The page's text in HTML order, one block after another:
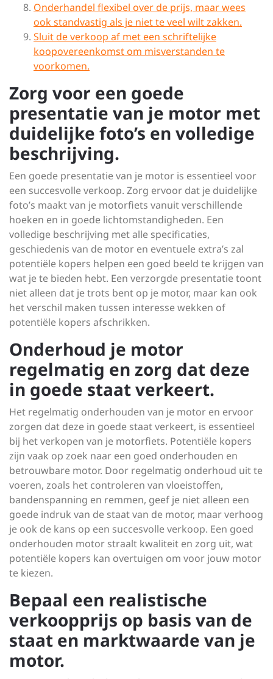
Onderhandel flexibel over de prijs, maar wees
ook standvastig als je niet te veel wilt zakken.
Sluit de verkoop af met een schriftelijke
koopovereenkomst om misverstanden te
voorkomen.
Zorg voor een goede
presentatie van je motor met
duidelijke foto’s en volledige
beschrijving.
Een goede presentatie van je motor is essentieel voor
een succesvolle verkoop. Zorg ervoor dat je duidelijke
foto’s maakt van je motorfiets vanuit verschillende
hoeken en in goede lichtomstandigheden. Een
volledige beschrijving met alle specificaties,
geschiedenis van de motor en eventuele extra’s zal
potentiële kopers helpen een goed beeld te krijgen van
wat je te bieden hebt. Een verzorgde presentatie toont
niet alleen dat je trots bent op je motor, maar kan ook
het verschil maken tussen interesse wekken of
potentiële kopers afschrikken.
Onderhoud je motor
regelmatig en zorg dat deze
in goede staat verkeert.
Het regelmatig onderhouden van je motor en ervoor
zorgen dat deze in goede staat verkeert, is essentieel
bij het verkopen van je motorfiets. Potentiële kopers
zijn vaak op zoek naar een goed onderhouden en
betrouwbare motor. Door regelmatig onderhoud uit te
voeren, zoals het controleren van vloeistoffen,
bandenspanning en remmen, geef je niet alleen een
goede indruk van de staat van de motor, maar verhoog
je ook de kans op een succesvolle verkoop. Een goed
onderhouden motor straalt kwaliteit en zorg uit, wat
potentiële kopers kan overtuigen om voor jouw motor
te kiezen.
Bepaal een realistische
verkoopprijs op basis van de
staat en marktwaarde van je
motor.